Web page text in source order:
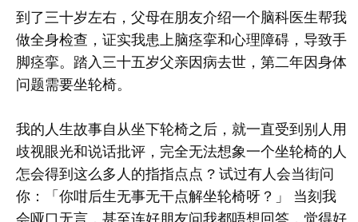
到了三十岁左右，父母在朋友介绍一个脑科医生帮我
做全身检查，证实我患上脑痉挛和心理障碍，导致手
脚痉挛。踏入三十五岁父亲因病去世，第二年因身体
问题需要坐轮椅。
我的人生故事自从坐下轮椅之后，就一直受到别人用
歧视眼光和说话批评，完全无法想象一个坐轮椅的人
怎会得到这么多人的指指点点 ? 试过有人会当街问
你：「你咁后生无事无干点解坐轮椅呀？」 当刻我
会哑口无言，甚至连好朋友问我都唔想回答，觉得好